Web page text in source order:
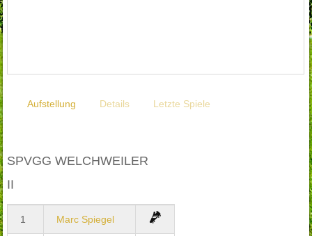
Aufstellung Details Letzte Spiele
SPVGG WELCHWEILER
II
1 Marc Spiegel